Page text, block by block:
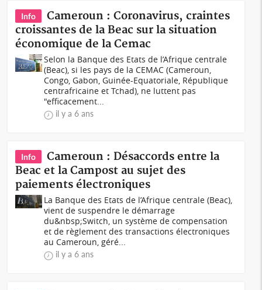
Info
Cameroun : Coronavirus, craintes
croissantes de la Beac sur la situation
économique de la Cemac
Selon la Banque des Etats de l’Afrique centrale
(Beac), si les pays de la CEMAC (Cameroun,
Congo, Gabon, Guinée-Equatoriale, République
centrafricaine et Tchad), ne luttent pas
"efficacement...
il y a 6 ans
Info
Cameroun : Désaccords entre la
Beac et la Campost au sujet des
paiements électroniques
La Banque des Etats de l’Afrique centrale (Beac),
vient de suspendre le démarrage
du&nbsp;Switch, un système de compensation
et de règlement des transactions électroniques
au Cameroun, géré...
il y a 6 ans